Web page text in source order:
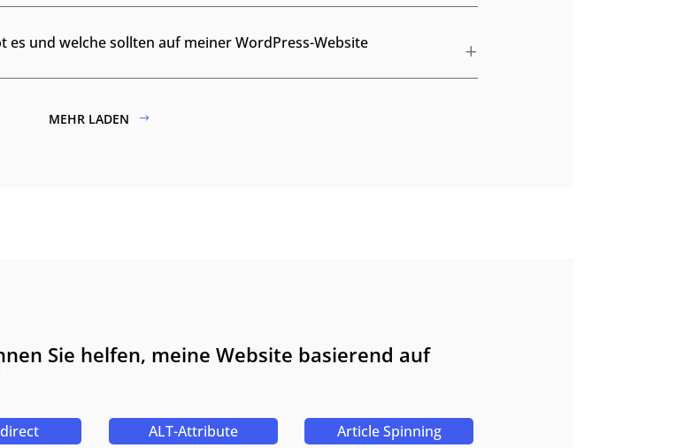
und welche sollten auf meiner WordPress-Website
MEHR LADEN
Sie helfen, meine Website basierend auf
ALT-Attribute Article Spinning